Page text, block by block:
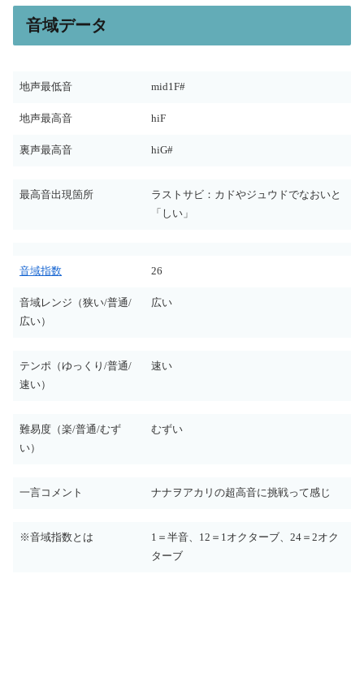
音域データ
地声最低音 mid1F#
地声最高音 hiF
裏声最高音 hiG#
最高音出現箇所
ラストサビ：カドやジュウドでなおいと
「しい」
音域指数 26
音域レンジ（狭い/普通/
広い）
広い
テンポ（ゆっくり/普通/
速い）
速い
難易度（楽/普通/むず
い）
むずい
一言コメント ナナヲアカリの超高音に挑戦って感じ
※音域指数とは
1＝半音、12＝1オクターブ、24＝2オク
ターブ